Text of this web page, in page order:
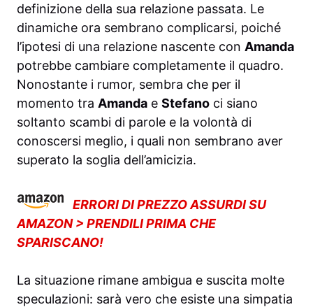
definizione della sua relazione passata. Le
dinamiche ora sembrano complicarsi, poiché
l’ipotesi di una relazione nascente con Amanda
potrebbe cambiare completamente il quadro.
Nonostante i rumor, sembra che per il
momento tra Amanda e Stefano ci siano
soltanto scambi di parole e la volontà di
conoscersi meglio, i quali non sembrano aver
superato la soglia dell’amicizia.
ERRORI DI PREZZO ASSURDI SU
AMAZON > PRENDILI PRIMA CHE
SPARISCANO!
La situazione rimane ambigua e suscita molte
speculazioni: sarà vero che esiste una simpatia